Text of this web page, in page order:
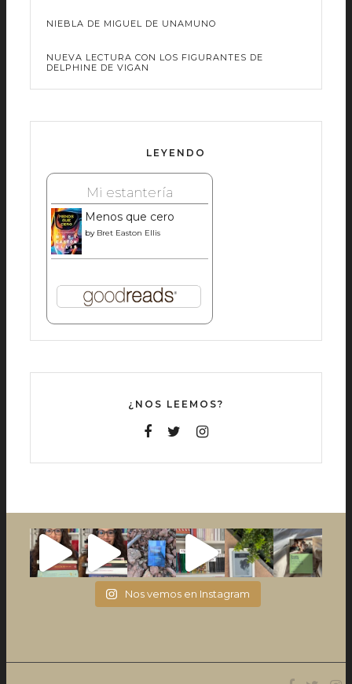
NIEBLA DE MIGUEL DE UNAMUNO
NUEVA LECTURA CON LOS FIGURANTES DE
DELPHINE DE VIGAN
LEYENDO
Mi estantería
Menos que cero
by Bret Easton Ellis
¿NOS LEEMOS?
Nos vemos en Instagram